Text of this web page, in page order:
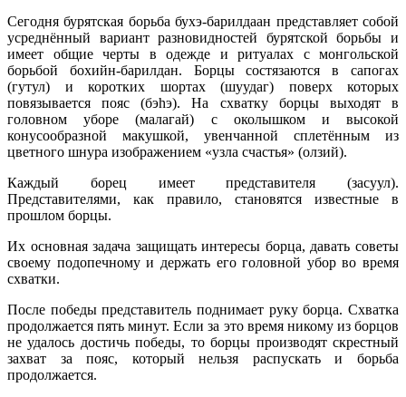
Сегодня бурятская борьба бухэ-барилдаан представляет собой
усреднённый вариант разновидностей бурятской борьбы и
имеет общие черты в одежде и ритуалах с монгольской
борьбой бохийн-барилдан. Борцы состязаются в сапогах
(гутул) и коротких шортах (шуудаг) поверх которых
повязывается пояс (бэhэ). На схватку борцы выходят в
головном уборе (малагай) с околышком и высокой
конусообразной макушкой, увенчанной сплетённым из
цветного шнура изображением «узла счастья» (олзий).
Каждый борец имеет представителя (засуул).
Представителями, как правило, становятся известные в
прошлом борцы.
Их основная задача защищать интересы борца, давать советы
своему подопечному и держать его головной убор во время
схватки.
После победы представитель поднимает руку борца. Схватка
продолжается пять минут. Если за это время никому из борцов
не удалось достичь победы, то борцы производят скрестный
захват за пояс, который нельзя распускать и борьба
продолжается.